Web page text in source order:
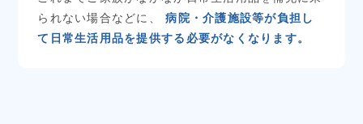
られない場合などに、病院・介護施設等が負担し
て日常生活用品を提供する必要がなくなります。